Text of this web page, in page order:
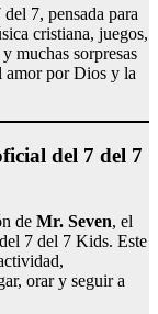
7, pensada para
cristiana, juegos,
muchas sorpresas
amor por Dios y la
del 7 del 7
de Mr. Seven, el
7 del 7 Kids. Este
orar y seguir a